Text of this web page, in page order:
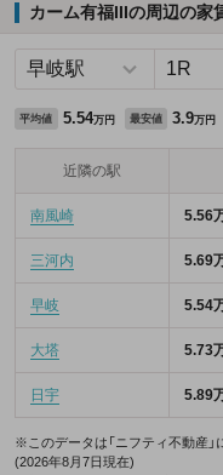
カーム有福IIIの周辺の家
平均値 5.54万円 最安値 3.9万円
近隣の駅
南風崎 5.56
三河内 5.69
早岐 5.54
大塔 5.73
日宇 5.89
※このデータは「ニフティ不動産
(2026年8月7日現在)